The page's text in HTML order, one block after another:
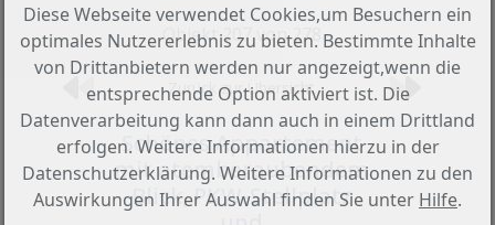
Objekt 207 von 278
Zurück zur Übersicht
Schönes Appartement
mit atemberaubendem
Blick, PKW-Stellplatz
Diese Webseite verwendet Cookies,um Besuchern ein
optimales Nutzererlebnis zu bieten. Bestimmte Inhalte
von Drittanbietern werden nur angezeigt,wenn die
entsprechende Option aktiviert ist. Die
Datenverarbeitung kann dann auch in einem Drittland
erfolgen. Weitere Informationen hierzu in der
Datenschutzerklärung. Weitere Informationen zu den
Auswirkungen Ihrer Auswahl finden Sie unter Hilfe.